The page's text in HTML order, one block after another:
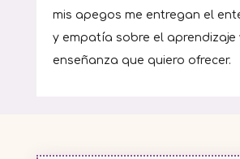
mis apegos me entregan el
y empatía sobre el aprendizaje
enseñanza que quiero ofrecer.